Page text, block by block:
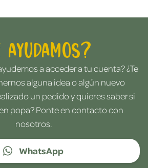
ayudamos?
a acceder a tu cuenta? ¿Te
alguna idea o algún nuevo
un pedido y quieres saber si
popa? Ponte en contacto con
nosotros.
WhatsApp